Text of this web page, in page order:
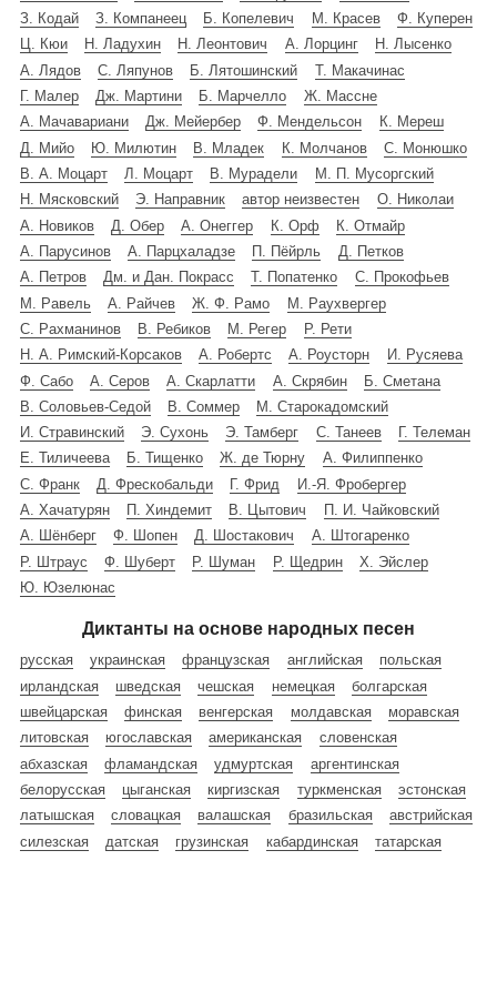
З. Кодай
З. Компанеец Б. Копелевич М. Красев
Ф. Куперен
Ц. Кюи
Н. Ладухин Н. Леонтович А. Лорцинг
Н. Лысенко
А. Лядов
С. Ляпунов Б. Лятошинский
Т. Макачинас
Г. Малер
Дж. Мартини Б. Марчелло
Ж. Массне
А. Мачавариани
Дж. Мейербер Ф. Мендельсон
К. Мереш
Д. Мийо
Ю. Милютин В. Младек К. Молчанов
С. Монюшко
В. А. Моцарт
Л. Моцарт В. Мурадели
М. П. Мусоргский
Н. Мясковский
Э. Направник автор неизвестен
О. Николаи
А. Новиков
Д. Обер А. Онеггер К. Орф
К. Отмайр
А. Парусинов
А. Парцхаладзе П. Пёйрль
Д. Петков
А. Петров
Дм. и Дан. Покрасс Т. Попатенко
С. Прокофьев
М. Равель
А. Райчев Ж. Ф. Рамо
М. Раухвергер
С. Рахманинов
В. Ребиков М. Регер
Р. Рети
Н. А. Римский-Корсаков
А. Робертс А. Роусторн
И. Русяева
Ф. Сабо
А. Серов А. Скарлатти А. Скрябин
Б. Сметана
В. Соловьев-Седой
В. Соммер
М. Старокадомский
И. Стравинский
Э. Сухонь Э. Тамберг С. Танеев
Г. Телеман
Е. Тиличеева
Б. Тищенко Ж. де Тюрну
А. Филиппенко
С. Франк
Д. Фрескобальди Г. Фрид
И.-Я. Фробергер
А. Хачатурян
П. Хиндемит В. Цытович
П. И. Чайковский
А. Шёнберг
Ф. Шопен Д. Шостакович
А. Штогаренко
Р. Штраус
Ф. Шуберт Р. Шуман Р. Щедрин
Х. Эйслер
Ю. Юзелюнас
Диктанты на основе народных песен
русская украинская французская английская
польская
ирландская
шведская чешская немецкая
болгарская
швейцарская
финская венгерская молдавская
моравская
литовская
югославская американская
словенская
абхазская
фламандская удмуртская
аргентинская
белорусская
цыганская киргизская туркменская
эстонская
латышская
словацкая валашская бразильская
австрийская
силезская
датская грузинская кабардинская татарская